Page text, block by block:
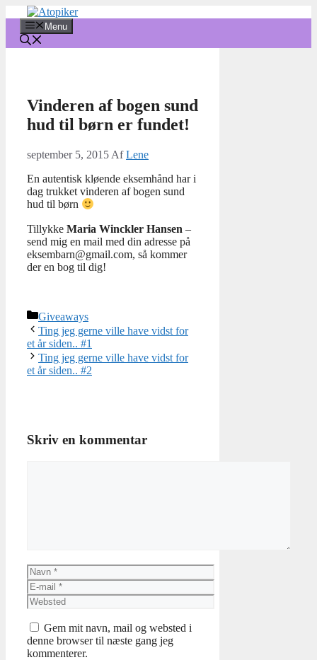
indhold
Menu
Vinderen af bogen sund
hud til børn er fundet!
september 5, 2015 AfLene
En autentisk kløende eksemhånd har i
dag trukket vinderen af bogen sund
hud til børn
Tillykke Maria Winckler Hansen –
send mig en mail med din adresse på
eksembarn@gmail.com, så kommer
der en bog til dig!
Kategorier
Giveaways
Ting jeg gerne ville have vidst for
et år siden.. #1
Ting jeg gerne ville have vidst for
et år siden.. #2
Skriv en kommentar
Navn
E-
mail
Websted
Gem mit navn, mail og websted i
denne browser til næste gang jeg
kommenterer.